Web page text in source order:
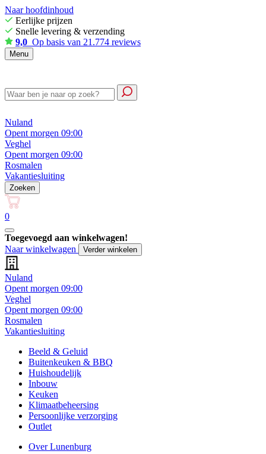
Naar hoofdinhoud
Eerlijke prijzen
Snelle levering & verzending
9,0 Op basis van 21.774 reviews
Menu
Nuland
Opent morgen 09:00
Veghel
Opent morgen 09:00
Rosmalen
Vakantiesluiting
Zoeken
0
Toegevoegd aan winkelwagen!
Naar winkelwagen
Verder winkelen
Nuland
Opent morgen 09:00
Veghel
Opent morgen 09:00
Rosmalen
Vakantiesluiting
Beeld & Geluid
Buitenkeuken & BBQ
Huishoudelijk
Inbouw
Keuken
Klimaatbeheersing
Persoonlijke verzorging
Outlet
Over Lunenburg